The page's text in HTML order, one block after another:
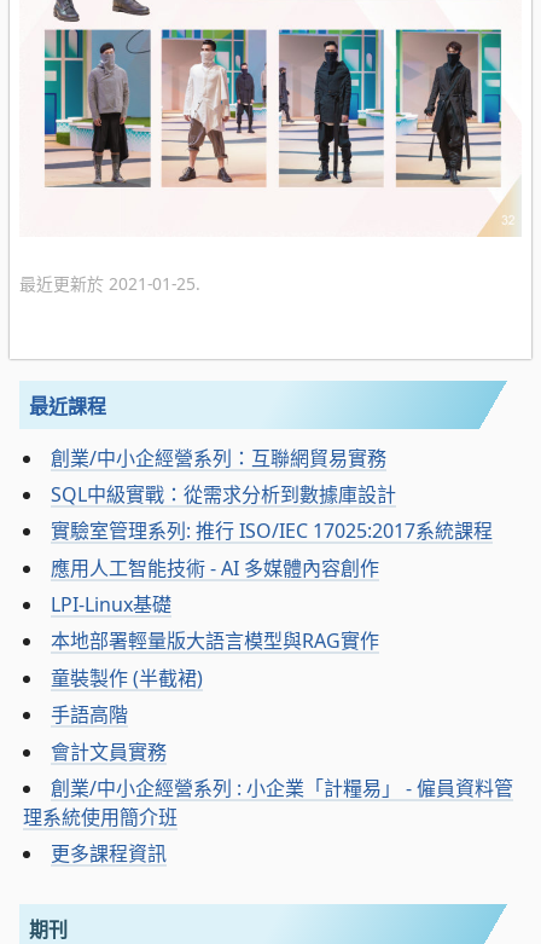
最近更新於 2021-01-25.
最近課程
創業/中小企經營系列：互聯網貿易實務
SQL中級實戰：從需求分析到數據庫設計
實驗室管理系列: 推行 ISO/IEC 17025:2017系統課程
應用人工智能技術 - AI 多媒體內容創作
LPI-Linux基礎
本地部署輕量版大語言模型與RAG實作
童裝製作 (半截裙)
手語高階
會計文員實務
創業/中小企經營系列 : 小企業「計糧易」 - 僱員資料管
理系統使用簡介班
更多課程資訊
期刊